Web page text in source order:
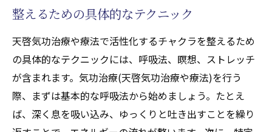
整えるための具体的なテクニック
天啓気功治療や療法で活性化するチャクラを整えるため
の具体的なテクニックには、呼吸法、瞑想、ストレッチ
が含まれます。気功治療(天啓気功治療や療法)を行う
際、まずは基本的な呼吸法から始めましょう。たとえ
ば、深く息を吸い込み、ゆっくりと吐き出すことを繰り